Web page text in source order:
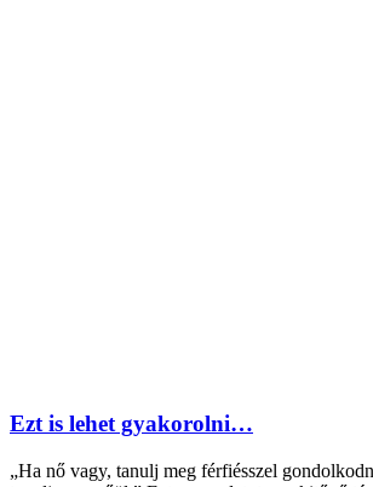
Ezt is lehet gyakorolni…
„Ha nő vagy, tanulj meg férfiésszel